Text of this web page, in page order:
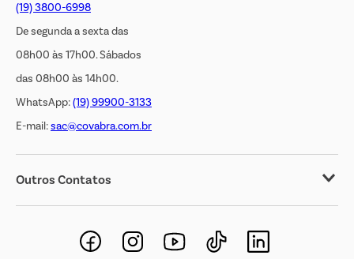
(19) 3800-6998
De segunda a sexta das
08h00 às 17h00. Sábados
das 08h00 às 14h00.
WhatsApp:(19) 99900-3133
E-mail:sac@covabra.com.br
Outros Contatos
Negócios Imobiliários
Novos Fornecedores